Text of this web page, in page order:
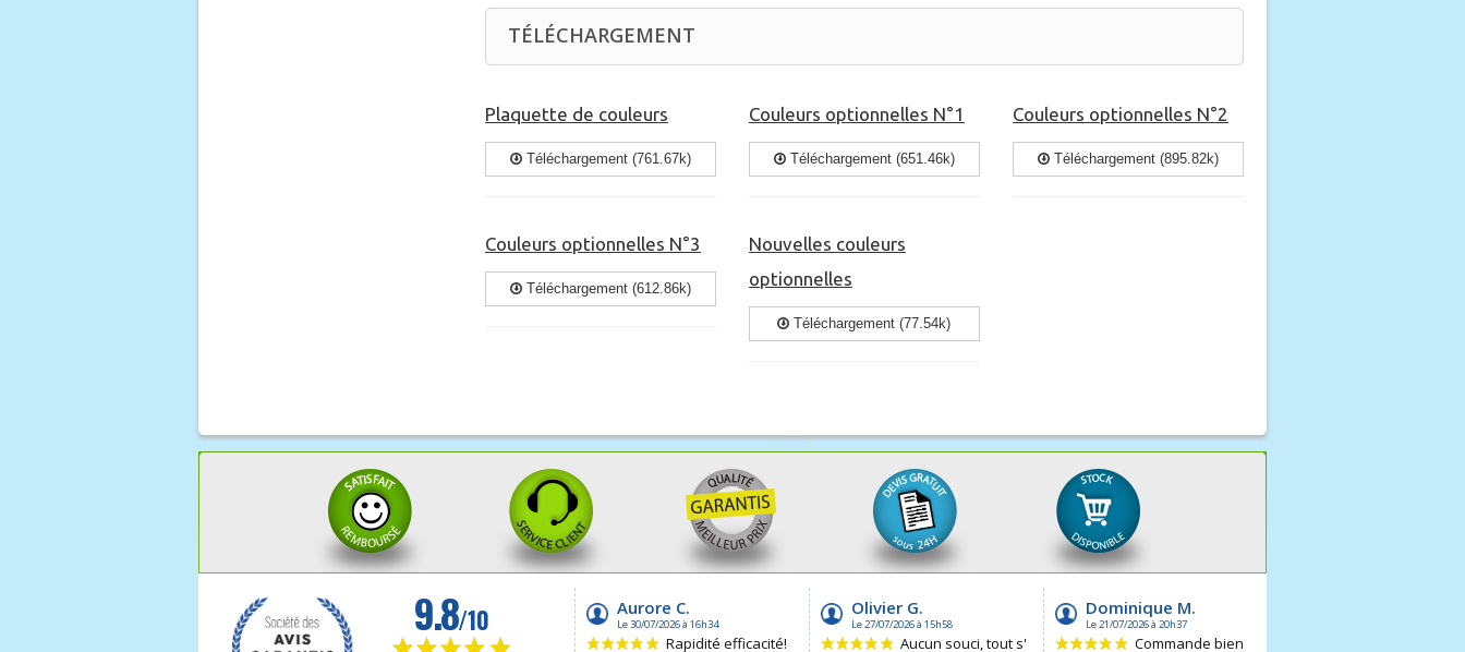
TÉLÉCHARGEMENT
Plaquette de couleurs
Téléchargement (761.67k)
Couleurs optionnelles N°1
Téléchargement (651.46k)
Couleurs optionnelles N°2
Téléchargement (895.82k)
Couleurs optionnelles N°3
Téléchargement (612.86k)
Nouvelles couleurs
optionnelles
Téléchargement (77.54k)